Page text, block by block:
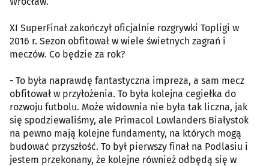
XI SuperFinał zakończył oficjalnie rozgrywki Topligi w
2016 r. Sezon obfitował w wiele świetnych zagrań i
meczów. Co będzie za rok?
- To była naprawdę fantastyczna impreza, a sam mecz
obfitował w przyłożenia. To była kolejna cegiełka do
rozwoju futbolu. Może widownia nie była tak liczna, jak
się spodziewaliśmy, ale Primacol Lowlanders Białystok
na pewno mają kolejne fundamenty, na których mogą
budować przyszłość. To był pierwszy finał na Podlasiu i
jestem przekonany, że kolejne również odbędą się w